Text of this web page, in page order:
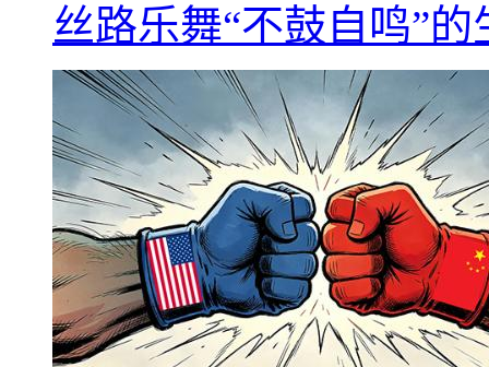
丝路乐舞“不鼓自鸣”